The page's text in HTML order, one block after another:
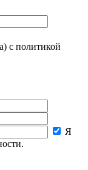
с политикой
Я